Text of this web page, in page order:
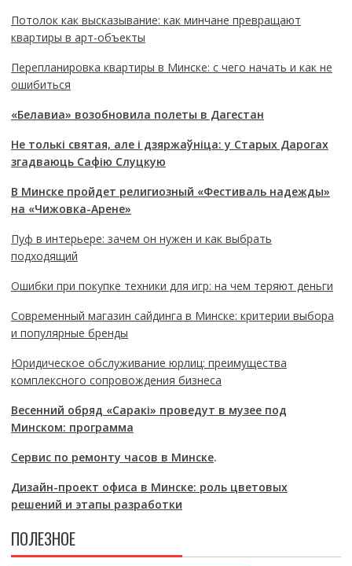
Потолок как высказывание: как минчане превращают
квартиры в арт-объекты
Перепланировка квартиры в Минске: с чего начать и как не
ошибиться
«Белавиа» возобновила полеты в Дагестан
Не толькі святая, але і дзяржаўніца: у Старых Дарогах
згадваюць Сафію Слуцкую
В Минске пройдет религиозный «Фестиваль надежды»
на «Чижовка-Арене»
Пуф в интерьере: зачем он нужен и как выбрать
подходящий
Ошибки при покупке техники для игр: на чем теряют деньги
Современный магазин сайдинга в Минске: критерии выбора
и популярные бренды
Юридическое обслуживание юрлиц: преимущества
комплексного сопровождения бизнеса
Весенний обряд «Саракі» проведут в музее под
Минском: программа
Сервис по ремонту часов в Минске.
Дизайн-проект офиса в Минске: роль цветовых
решений и этапы разработки
ПОЛЕЗНОЕ